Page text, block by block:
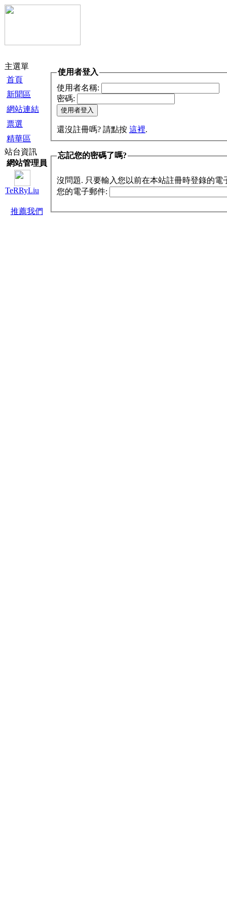
主選單
首頁
新聞區
網站連結
票選
精華區
站台資訊
網站管理員
TeRRyLiu
推薦我們
使用者登入
使用者名稱:
密碼:
還沒註冊嗎? 請點按 這裡.
忘記您的密碼了嗎?
沒問題. 只要輸入您以前在本站註冊時登錄的電
您的電子郵件: